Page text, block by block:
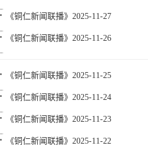
《铜仁新闻联播》2025-11-27
《铜仁新闻联播》2025-11-26
《铜仁新闻联播》2025-11-25
《铜仁新闻联播》2025-11-24
《铜仁新闻联播》2025-11-23
《铜仁新闻联播》2025-11-22